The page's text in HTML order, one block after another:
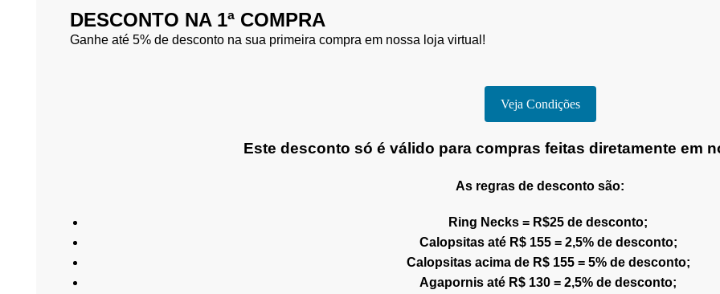
DESCONTO NA 1ª COMPRA
Ganhe até 5% de desconto na sua primeira compra em nossa loja virtual!
Veja Condições
Este desconto só é válido para compras feitas diretamente em
As regras de desconto são:
Ring Necks = R$25 de desconto;
Calopsitas até R$ 155 = 2,5% de desconto;
Calopsitas acima de R$ 155 = 5% de desconto;
Agapornis até R$ 130 = 2,5% de desconto;